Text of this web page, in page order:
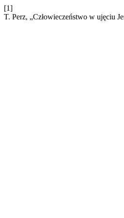
[1]
T. Perz, „Człowieczeństwo w ujęciu